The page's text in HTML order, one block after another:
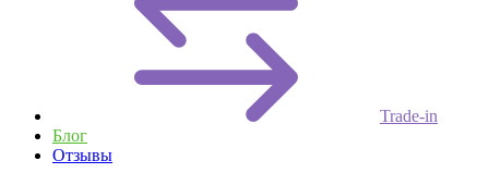
Trade-in
Блог
Отзывы